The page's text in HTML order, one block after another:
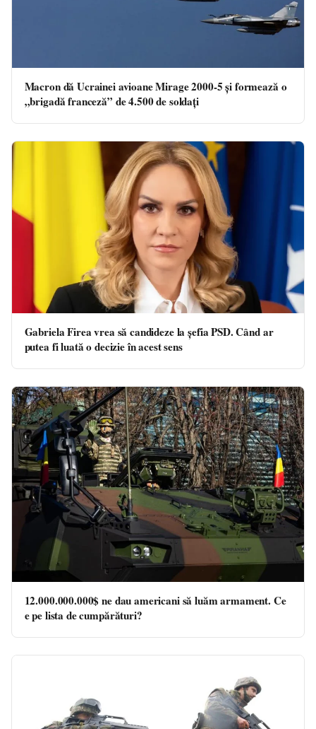
Macron dă Ucrainei avioane Mirage 2000-5 și formează o
„brigadă franceză” de 4.500 de soldați
Gabriela Firea vrea să candideze la șefia PSD. Când ar
putea fi luată o decizie în acest sens
12.000.000.000$ ne dau americani să luăm armament. Ce
e pe lista de cumpărături?